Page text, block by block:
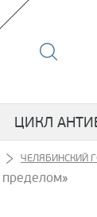
ЦИКЛ
ЧЕЛЯБИНСКИЙ
пределом»